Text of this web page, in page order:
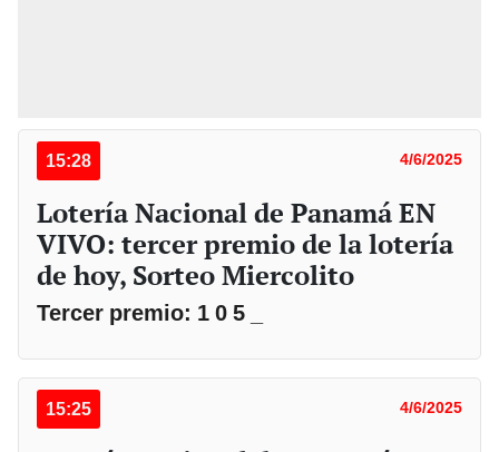
15:28 4/6/2025
Lotería Nacional de Panamá EN
VIVO: tercer premio de la lotería
de hoy, Sorteo Miercolito
Tercer premio: 1 0 5 _
15:25 4/6/2025